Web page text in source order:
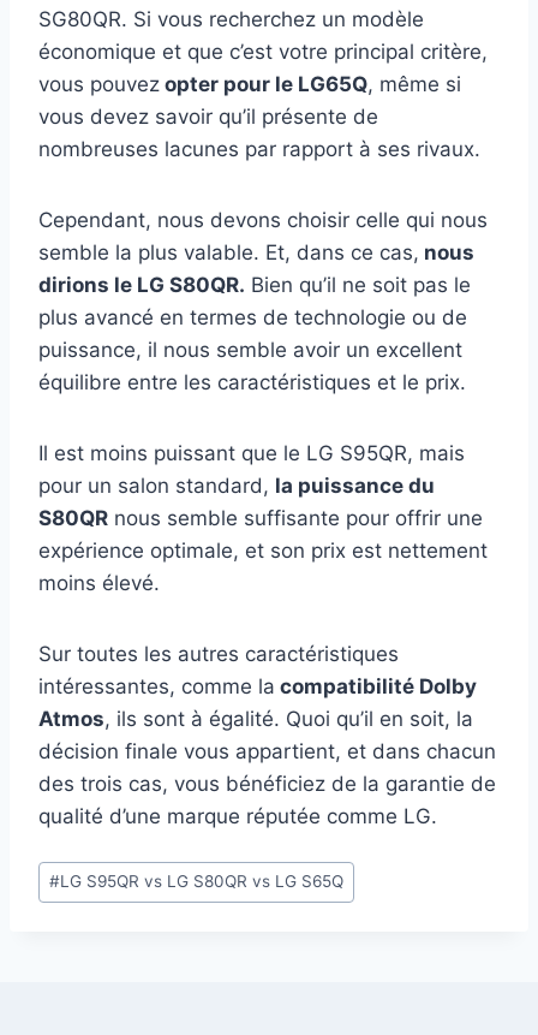
SG80QR. Si vous recherchez un modèle
économique et que c’est votre principal critère,
vous pouvez opter pour le LG65Q, même si
vous devez savoir qu’il présente de
nombreuses lacunes par rapport à ses rivaux.
Cependant, nous devons choisir celle qui nous
semble la plus valable. Et, dans ce cas, nous
dirions le LG S80QR. Bien qu’il ne soit pas le
plus avancé en termes de technologie ou de
puissance, il nous semble avoir un excellent
équilibre entre les caractéristiques et le prix.
Il est moins puissant que le LG S95QR, mais
pour un salon standard, la puissance du
S80QR nous semble suffisante pour offrir une
expérience optimale, et son prix est nettement
moins élevé.
Sur toutes les autres caractéristiques
intéressantes, comme la compatibilité Dolby
Atmos, ils sont à égalité. Quoi qu’il en soit, la
décision finale vous appartient, et dans chacun
des trois cas, vous bénéficiez de la garantie de
qualité d’une marque réputée comme LG.
Étiquettes
de
#LG S95QR vs LG S80QR vs LG S65Q